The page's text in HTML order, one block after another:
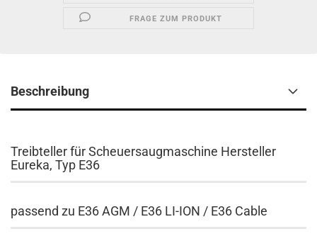
FRAGE ZUM PRODUKT
Beschreibung
Treibteller für Scheuersaugmaschine Hersteller
Eureka, Typ E36
passend zu E36 AGM / E36 LI-ION / E36 Cable